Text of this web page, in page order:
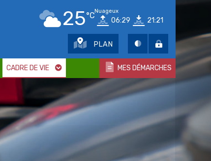
25°CNuageux
06:29 21:21
PLAN
CADRE DE VIE MES DÉMARCHES